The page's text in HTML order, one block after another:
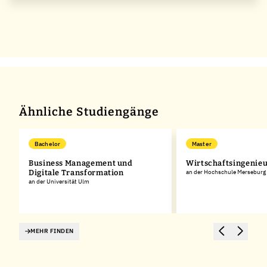
Ähnliche Studiengänge
Bachelor
Business Management und
Digitale Transformation
an der Universität Ulm
Master
an der Hochschule Merseburg
MEHR FINDEN